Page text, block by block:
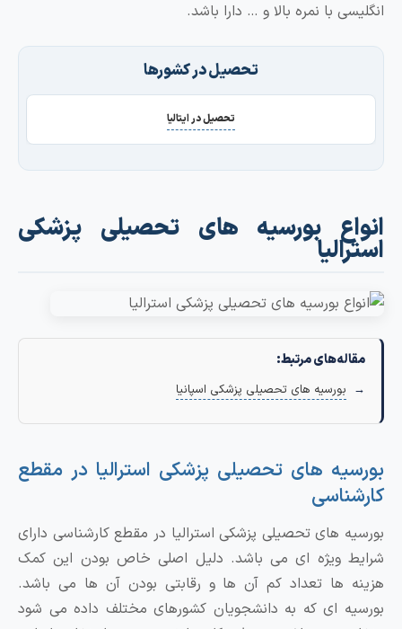
انگلیسی با نمره بالا و … دارا باشد.
تحصیل در کشورها
تحصیل در ایتالیا
انواع بورسیه های تحصیلی پزشکی
استرالیا
مقاله‌های مرتبط:
بورسیه های تحصیلی پزشکی اسپانیا
بورسیه های تحصیلی پزشکی استرالیا در مقطع
کارشناسی
بورسیه های تحصیلی پزشکی استرالیا در مقطع کارشناسی دارای
شرایط ویژه ای می باشد. دلیل اصلی خاص بودن این کمک
هزینه ها تعداد کم آن ها و رقابتی بودن آن ها می باشد.
بورسیه ای که به دانشجویان کشورهای مختلف داده می شود